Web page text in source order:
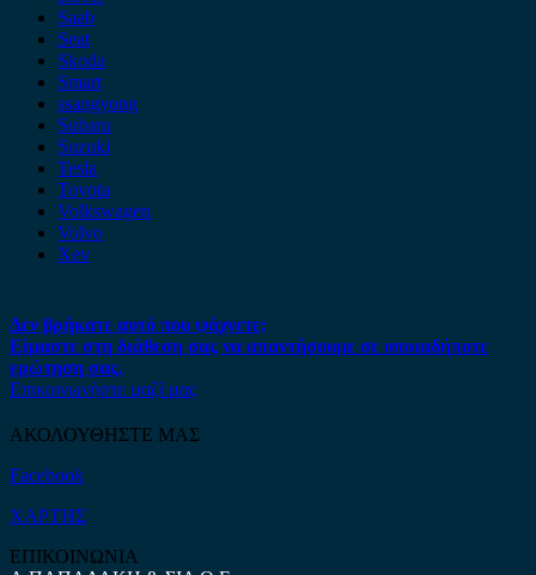
Saab
Seat
Skoda
Smart
ssangyong
Subaru
Suzuki
Tesla
Toyota
Volkswagen
Volvo
Xev
Δεν βρήκατε αυτό που ψάχνετε;
Είμαστε στη διάθεση σας να απαντήσουμε σε οποιαδήποτε
ερώτηση σας.
Επικοινωνήστε μαζί μας
ΑΚΟΛΟΥΘΗΣΤΕ ΜΑΣ
Facebook
ΧΑΡΤΗΣ
ΕΠΙΚΟΙΝΩΝΙΑ